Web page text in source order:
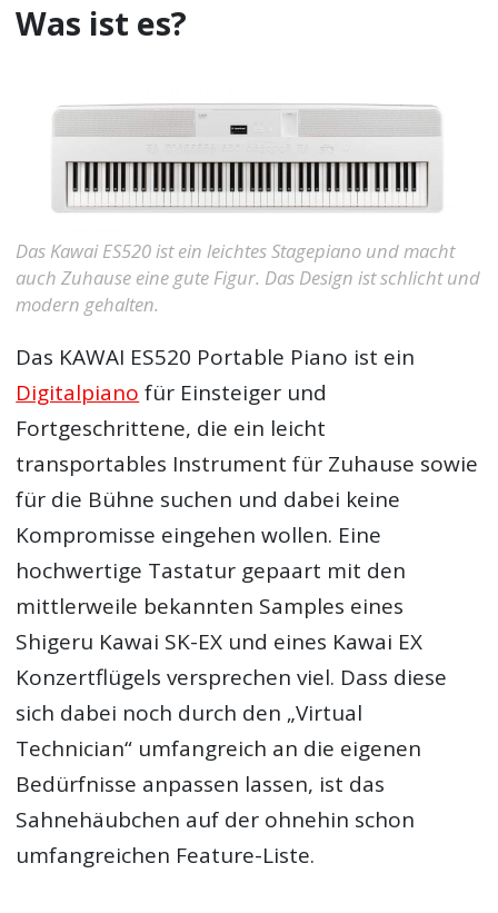
Was ist es?
Das Kawai ES520 ist ein leichtes Stagepiano und macht
auch Zuhause eine gute Figur. Das Design ist schlicht und
modern gehalten.
Das KAWAI ES520 Portable Piano ist ein
Digitalpiano für Einsteiger und
Fortgeschrittene, die ein leicht
transportables Instrument für Zuhause sowie
für die Bühne suchen und dabei keine
Kompromisse eingehen wollen. Eine
hochwertige Tastatur gepaart mit den
mittlerweile bekannten Samples eines
Shigeru Kawai SK-EX und eines Kawai EX
Konzertflügels versprechen viel. Dass diese
sich dabei noch durch den „Virtual
Technician“ umfangreich an die eigenen
Bedürfnisse anpassen lassen, ist das
Sahnehäubchen auf der ohnehin schon
umfangreichen Feature-Liste.